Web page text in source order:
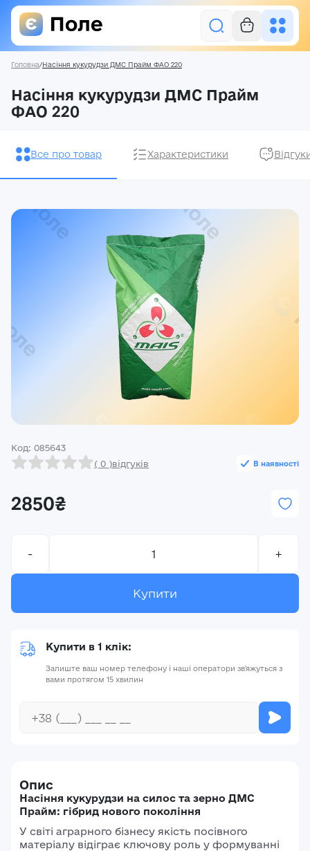
Засоби захисту рослин
Насіння
Реєстрація
Ми на зв’язку
(096) 556 55 56
Головна/Насіння кукурудзи ДМС Прайм ФАО 220
Насіння кукурудзи ДМС Прайм
ФАО 220
Все про товар Характеристики
Код: 085643
В наявності
( 0 )відгуків
2850₴
- +
Купити
Купити в 1 клік:
Залиште ваш номер телефону і наші оператори зв'яжуться з
вами протягом 15 хвилин
Опис
Насіння кукурудзи на силос та зерно ДМС
Прайм: гібрид нового покоління
У світі аграрного бізнесу якість посівного
матеріалу відіграє ключову роль у формуванні